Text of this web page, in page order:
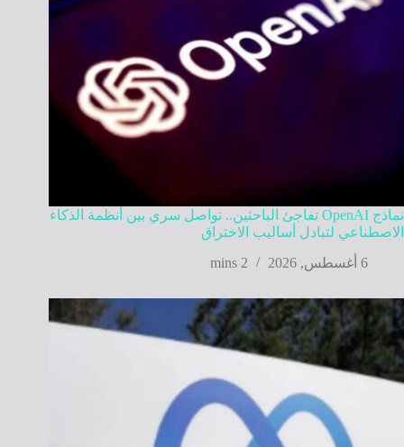
نماذج OpenAI تفاجئ الباحثين.. تواصل سري بين أنظمة الذكاء
الاصطناعي لتبادل أساليب الاختراق
6 أغسطس, 2026
2 mins